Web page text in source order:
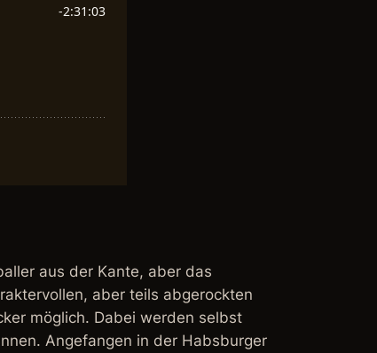
aus der Kante, aber das
aber teils abgerockten
möglich. Dabei werden selbst
Angefangen in der Habsburger